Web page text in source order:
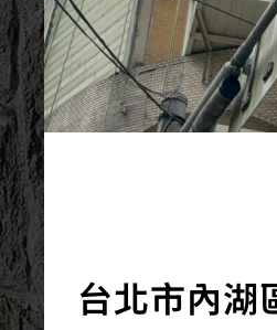
台北市內湖